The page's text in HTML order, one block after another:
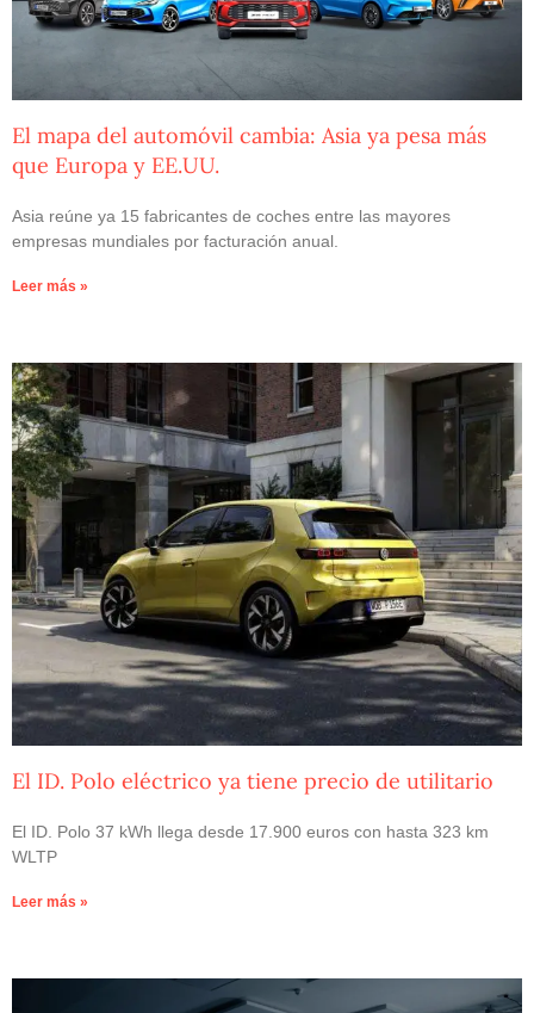
El mapa del automóvil cambia: Asia ya pesa más
que Europa y EE.UU.
Asia reúne ya 15 fabricantes de coches entre las mayores
empresas mundiales por facturación anual.
Leer más »
El ID. Polo eléctrico ya tiene precio de utilitario
El ID. Polo 37 kWh llega desde 17.900 euros con hasta 323 km
WLTP
Leer más »